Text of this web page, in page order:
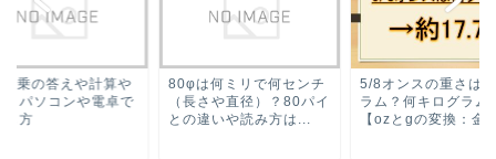
乗の答えや計算や
・パソコンや電卓で
し方
80φは何ミリで何センチ
（長さや直径）？80パイ
との違いや読み方は...
5/8オンスの重さは
ラム？何キログラム
【ozとgの変換：金